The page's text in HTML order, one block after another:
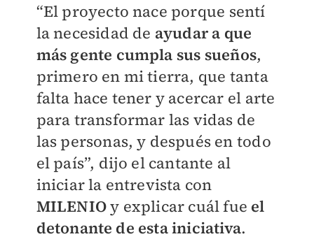
“El proyecto nace porque sentí
la necesidad de ayudar a que
más gente cumpla sus sueños,
primero en mi tierra, que tanta
falta hace tener y acercar el arte
para transformar las vidas de
las personas, y después en todo
el país”, dijo el cantante al
iniciar la entrevista con
MILENIOy explicar cuál fue el
detonante de esta iniciativa.